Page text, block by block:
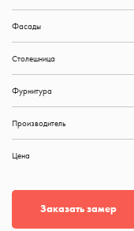
Фасады
Столешница
Фурнитура
Производитель
Цена
Заказать замер